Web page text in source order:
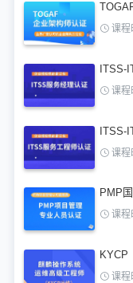
课程
ITSS-
课程
ITSS-
课程
PMP
课程
KYCP
课程